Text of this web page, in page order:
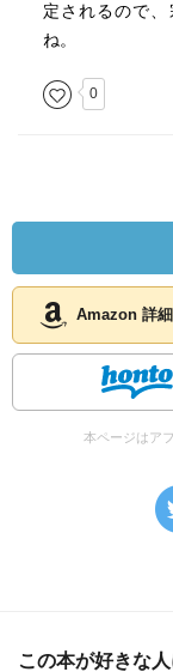
定されるので
ね。
0
Amazon 詳
本ページはア
この本が好きな